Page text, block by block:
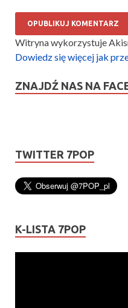
Witryna wykorzystuje
Dowiedz się więcej jak
ZNAJDŹ NAS NA
TWITTER 7POP
K-LISTA 7POP